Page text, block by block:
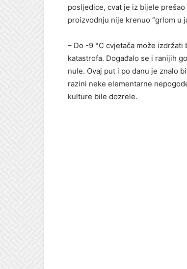
posljedice, cvat je iz bijele
proizvodnju nije krenuo “grlom u
– Do -9 °C cvjetača može
katastrofa. Događalo se i ranijih
nule. Ovaj put i po danu je znalo
razini neke elementarne
kulture bile dozrele.